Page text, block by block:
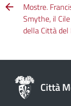
Mostre.
Smythe, il
della Città del
Città